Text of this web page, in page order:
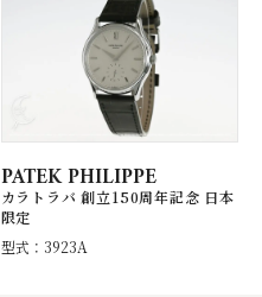
PATEK PHILIPPE
カラトラバ 創立150周年記念 日本
限定
型式：3923A